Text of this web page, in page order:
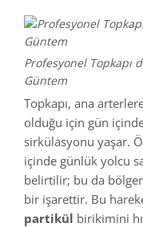
Profesyonel Topkapı
Güntem
Topkapı, ana
olduğu için gün
sirkülasyonu yaşar.
içinde günlük yolcu
belirtilir; bu da
bir işarettir. Bu
partikül birikimini